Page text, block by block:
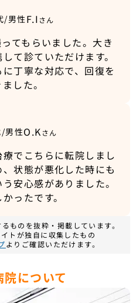
/男性 F.I さん
てもらいました。大き
て診ていただけます。
丁寧な対応で、回復を
した。
男性O.K さん
でこちらに転院しまし
状態が悪化した時にも
安心感がありました。
ったです。
ものを抜粋・掲載しています。
トが独自に収集したもの
よりご確認いただけます。
について